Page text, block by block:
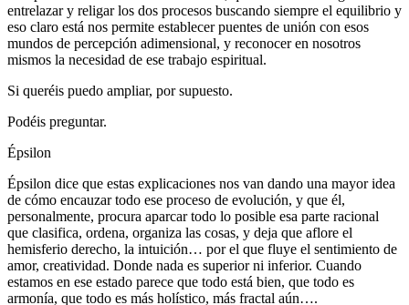
entrelazar y religar los dos procesos buscando siempre el equilibrio y
eso claro está nos permite establecer puentes de unión con esos
mundos de percepción adimensional, y reconocer en nosotros
mismos la necesidad de ese trabajo espiritual.
Si queréis puedo ampliar, por supuesto.
Podéis preguntar.
Épsilon
Épsilon dice que estas explicaciones nos van dando una mayor idea
de cómo encauzar todo ese proceso de evolución, y que él,
personalmente, procura aparcar todo lo posible esa parte racional
que clasifica, ordena, organiza las cosas, y deja que aflore el
hemisferio derecho, la intuición… por el que fluye el sentimiento de
amor, creatividad. Donde nada es superior ni inferior. Cuando
estamos en ese estado parece que todo está bien, que todo es
armonía, que todo es más holístico, más fractal aún….